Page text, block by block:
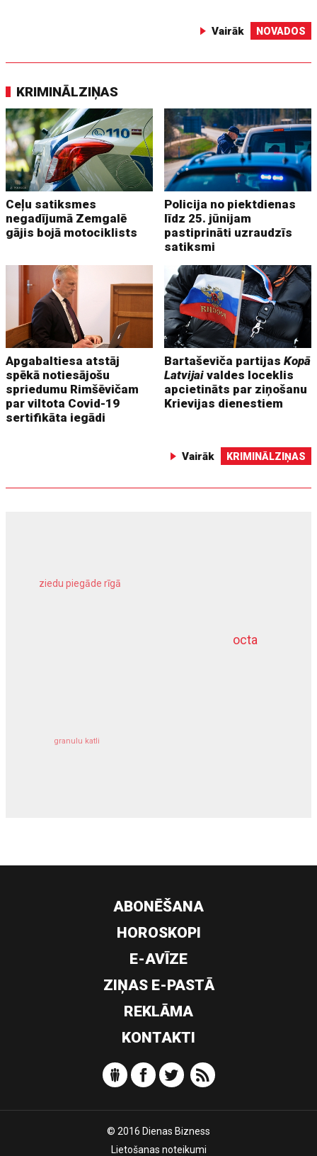
Vairāk NOVADOS
KRIMINĀLZIŅAS
Ceļu satiksmes
negadījumā Zemgalē
gājis bojā motociklists
Policija no piektdienas
līdz 25. jūnijam
pastiprināti uzraudzīs
satiksmi
Apgabaltiesa atstāj
spēkā notiesājošu
spriedumu Rimšēvičam
par viltota Covid-19
sertifikāta iegādi
Bartaševiča partijasKopā
Latvijai valdes loceklis
apcietināts par ziņošanu
Krievijas dienestiem
Vairāk KRIMINĀLZIŅAS
octa
ziedu piegāde rīgā
granulu katli
dziļurbums
ABONĒŠANA
HOROSKOPI
E-AVĪZE
ZIŅAS E-PASTĀ
REKLĀMA
KONTAKTI
© 2016 Dienas Bizness
Lietošanas noteikumi